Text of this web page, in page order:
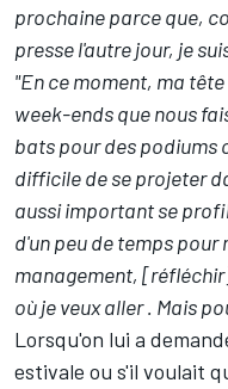
prochaine parce que,
presse l'autre jour, je
"En ce moment, ma
week-ends que nous
bats pour des podiums
difficile de se projeter
aussi important se
d'un peu de temps pour
management,
où je veux aller . Mais
Lorsqu'on lui a
estivale ou s'il voulait